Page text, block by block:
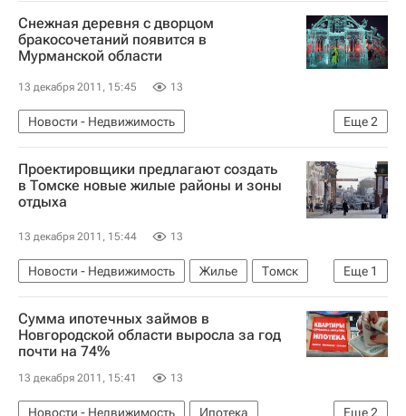
Снежная деревня с дворцом
бракосочетаний появится в
Мурманской области
13 декабря 2011, 15:45 13
Еще2
Новости - Недвижимость
Мурманская область
Россия
Проектировщики предлагают создать
в Томске новые жилые районы и зоны
отдыха
13 декабря 2011, 15:44 13
Еще 1
Новости - Недвижимость Жилье
Томск
Россия
Сумма ипотечных займов в
Новгородской области выросла за год
почти на 74%
13 декабря 2011, 15:41 13
Еще2
Новости - Недвижимость
Ипотека